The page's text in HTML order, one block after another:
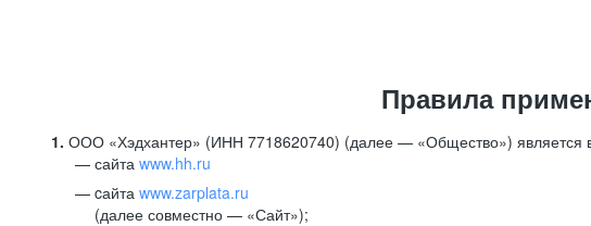
Правила
1. ООО «Хэдхантер» (ИНН 7718620740) (далее — «Общество») является
сайта www.hh.ru
cайта www.zarplata.ru
(далее совместно — «Сайт»);